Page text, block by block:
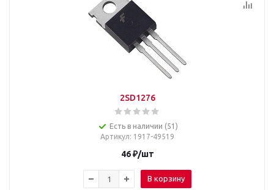
2SD1276
Есть в наличии (51)
Артикул: 1917-49519
46₽/шт
В корзину